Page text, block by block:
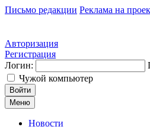
Письмо редакции Реклама на
Авторизация
Регистрация
Логин:
Чужой компьютер
Войти
Меню
Новости